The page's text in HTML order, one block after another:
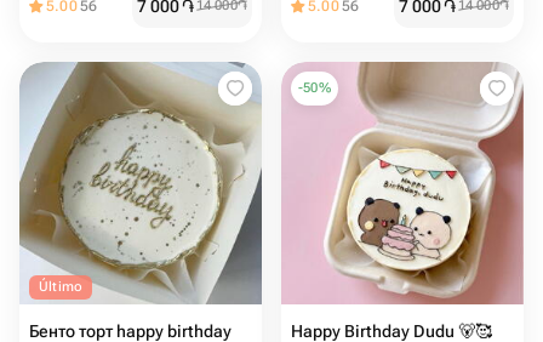
5.0056 7 000֏14 000֏ 5.0056 7 000֏14 000֏
Último
Бенто торт happy birthday
-50%
Happy Birthday Dudu 🐻🥰